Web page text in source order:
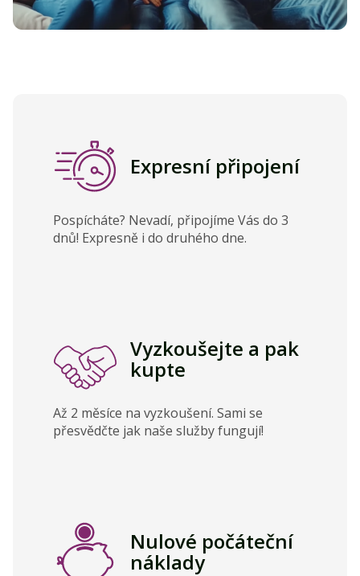
Expresní připojení
Pospícháte? Nevadí, připojíme Vás do 3
dnů! Expresně i do druhého dne.
Vyzkoušejte a pak
kupte
Až 2 měsíce na vyzkoušení. Sami se
přesvědčte jak naše služby fungují!
Nulové počáteční
náklady